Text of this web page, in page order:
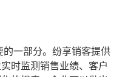
一部分。纷享销客提供
时监测销售业绩、客户